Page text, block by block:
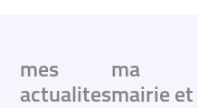
mes
actualites
ma
mairie et